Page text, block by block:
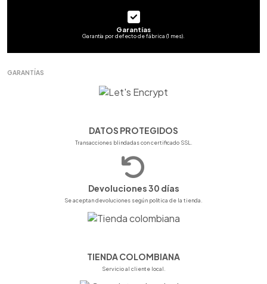
Garantías
Garantía por defecto de fábrica (1 mes).
GARANTÍAS
DATOS PROTEGIDOS
Transacciones blindadas con certificado SSL.
Devoluciones 30 días
Se aceptan devoluciones según política de la tienda.
TIENDA COLOMBIANA
Servicio al cliente local.